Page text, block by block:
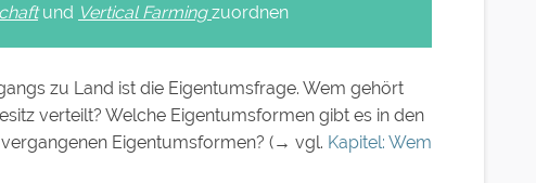
und Vertical Farmingzuordnen
zu Land ist die Eigentumsfrage. Wem gehört
verteilt? Welche Eigentumsformen gibt es in den
Eigentumsformen? (→ vgl. Kapitel: Wem